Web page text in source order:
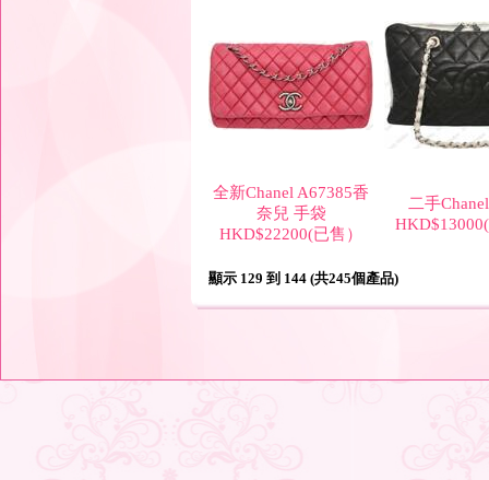
全新Chanel A67385香
奈兒 手袋
HKD$22200(已售）
二手
顯示 129 到 144 (共245個產品)